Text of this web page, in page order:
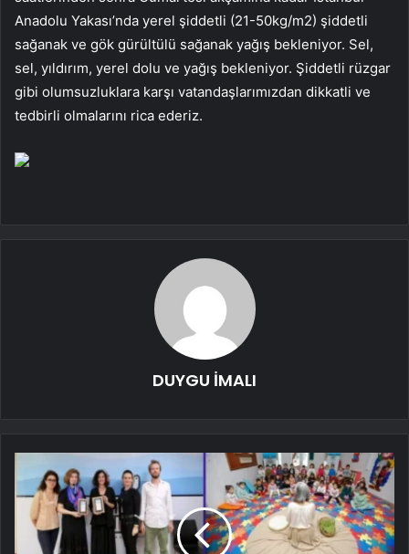
Anadolu Yakası’nda yerel şiddetli (21-50kg/m2) şiddetli
sağanak ve gök gürültülü sağanak yağış bekleniyor. Sel,
sel, yıldırım, yerel dolu ve yağış bekleniyor. Şiddetli rüzgar
gibi olumsuzluklara karşı vatandaşlarımızdan dikkatli ve
tedbirli olmalarını rica ederiz.
DUYGU İMALI